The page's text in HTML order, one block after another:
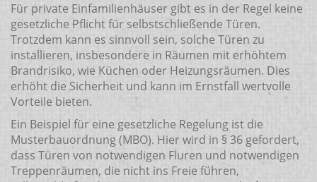
Für private Einfamilienhäuser gibt es in der Regel keine
gesetzliche Pflicht für selbstschließende Türen.
Trotzdem kann es sinnvoll sein, solche Türen zu
installieren, insbesondere in Räumen mit erhöhtem
Brandrisiko, wie Küchen oder Heizungsräumen. Dies
erhöht die Sicherheit und kann im Ernstfall wertvolle
Vorteile bieten.
Ein Beispiel für eine gesetzliche Regelung ist die
Musterbauordnung (MBO). Hier wird in § 36 gefordert,
dass Türen von notwendigen Fluren und notwendigen
Treppenräumen, die nicht ins Freie führen,